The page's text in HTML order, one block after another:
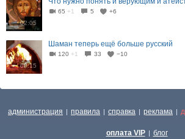
02:05
65 +1 5 +6
00:15
Шаман теперь ещё больше русский
120 +1 33 −10
администрация | правила | справка | реклама |
оплата VIP | блог